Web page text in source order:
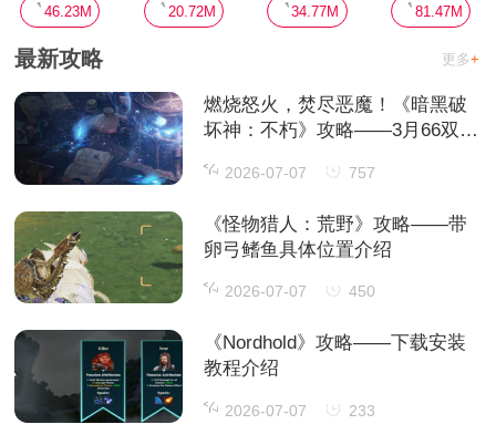
46.23M 20.72M 34.77M 81.47M
最新攻略 更多+
燃烧怒火，焚尽恶魔！《暗黑破
坏神：不朽》攻略——3月66双倍
2026-07-07 757
《怪物猎人：荒野》攻略——带
卵弓鳍鱼具体位置介绍
2026-07-07 450
《Nordhold》攻略——下载安装
教程介绍
2026-07-07 233